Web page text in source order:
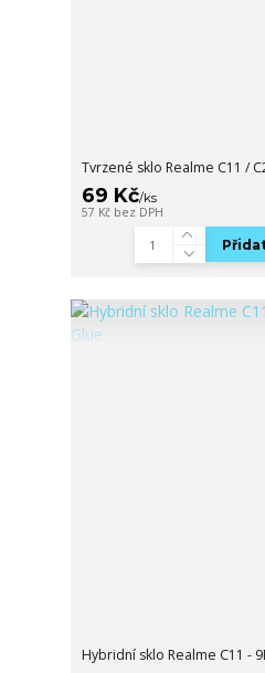
Tvrzené sklo Realme C11 /
69 Kč/ks
57 Kč bez DPH
Hybridní sklo Realme C11 -